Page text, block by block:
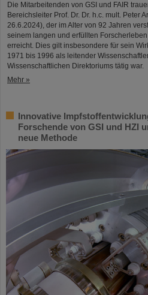
Die Mitarbeitenden von GSI und FAIR
Bereichsleiter Prof. Dr. Dr. h.c. mult. Peter
26.6.2024), der im Alter von 92 Jahren
seinem langen und erfüllten
erreicht. Dies gilt insbesondere für sein
1971 bis 1996 als leitender
Wissenschaftlichen Direktoriums tätig war.
Mehr »
Innovative
Forschende von GSI und HZI
neue Methode